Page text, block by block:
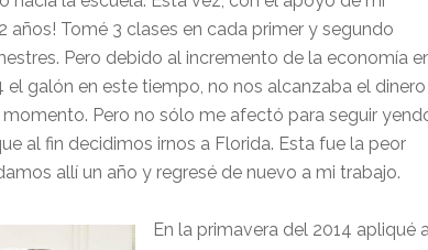
Tomé 3 clases en cada primer y segundo
Pero debido al incremento de la economía
galón en este tiempo, no nos alcanzaba el dinero
Pero no sólo me afectó para seguir
al fin decidimos irnos a Florida. Esta fue la peor
allí un año y regresé de nuevo a mi trabajo.
En la primavera del 2014 apliqué